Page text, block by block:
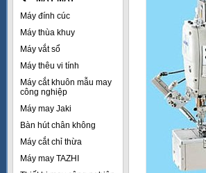
Máy đính cúc
Máy thùa khuy
Máy vắt sổ
Máy thêu vi tính
Máy cắt khuôn mẫu may
công nghiệp
Máy may Jaki
Bàn hút chân không
Máy cắt chỉ thừa
Máy may TAZHI